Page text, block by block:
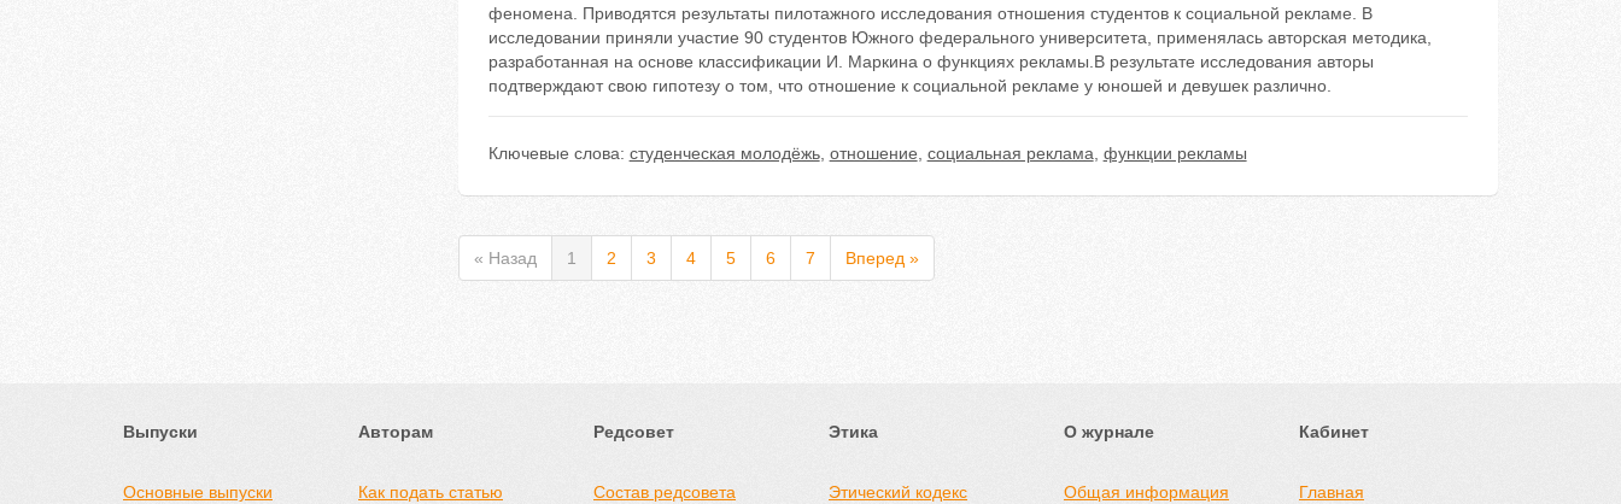
феномена. Приводятся результаты пилотажного исследования отношения студентов к социальной рекламе. В
исследовании приняли участие 90 студентов Южного федерального университета, применялась авторская методика,
разработанная на основе классификации И. Маркина о функциях рекламы.В результате исследования авторы
подтверждают свою гипотезу о том, что отношение к социальной рекламе у юношей и девушек различно.
Ключевые слова: студенческая молодёжь, отношение социальная реклама функции рекламы
« Назад 1 2 3 4 5 6 7 Вперед »
Выпуски
Основные выпуски
Авторам
Как подать статью
Редсовет
Состав редсовета
Этика
Этический кодекс
О журнале
Общая информация
Кабинет
Главная